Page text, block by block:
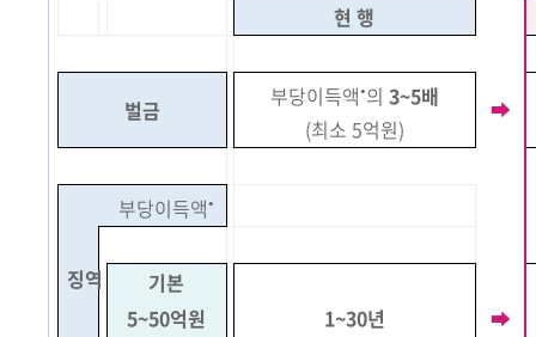
현 행
벌금 부당이득액•의 3~5배
(최소 5억원)
➡
징역
부당이득액•
기본
1~30년
5~50억원
➡